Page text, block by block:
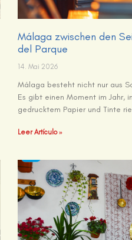
Málaga zwischen den
del Parque
14. Mai 2026
Málaga besteht nicht nur aus
Es gibt einen Moment im Jahr,
gedrucktem Papier und Tinte
Leer Artículo »